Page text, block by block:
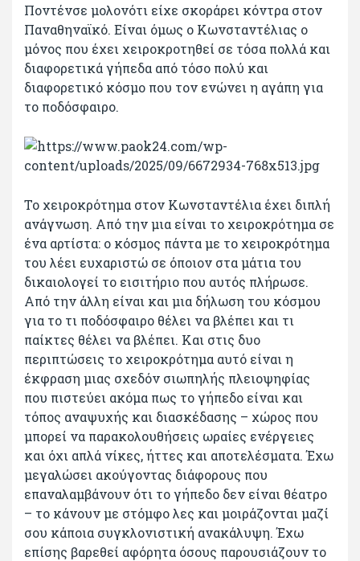
Ποντένσε μολονότι είχε σκοράρει κόντρα στον
Παναθηναϊκό. Είναι όμως ο Κωνσταντέλιας ο
μόνος που έχει χειροκροτηθεί σε τόσα πολλά και
διαφορετικά γήπεδα από τόσο πολύ και
διαφορετικό κόσμο που τον ενώνει η αγάπη για
το ποδόσφαιρο.
Το χειροκρότημα στον Κωνσταντέλια έχει διπλή
ανάγνωση. Από την μια είναι το χειροκρότημα σε
ένα αρτίστα: ο κόσμος πάντα με το χειροκρότημα
του λέει ευχαριστώ σε όποιον στα μάτια του
δικαιολογεί το εισιτήριο που αυτός πλήρωσε.
Από την άλλη είναι και μια δήλωση του κόσμου
για το τι ποδόσφαιρο θέλει να βλέπει και τι
παίκτες θέλει να βλέπει. Και στις δυο
περιπτώσεις το χειροκρότημα αυτό είναι η
έκφραση μιας σχεδόν σιωπηλής πλειοψηφίας
που πιστεύει ακόμα πως το γήπεδο είναι και
τόπος αναψυχής και διασκέδασης – χώρος που
μπορεί να παρακολουθήσεις ωραίες ενέργειες
και όχι απλά νίκες, ήττες και αποτελέσματα. Έχω
μεγαλώσει ακούγοντας διάφορους που
επαναλαμβάνουν ότι το γήπεδο δεν είναι θέατρο
– το κάνουν με στόμφο λες και μοιράζονται μαζί
σου κάποια συγκλονιστική ανακάλυψη. Έχω
επίσης βαρεθεί αφόρητα όσους παρουσιάζουν το